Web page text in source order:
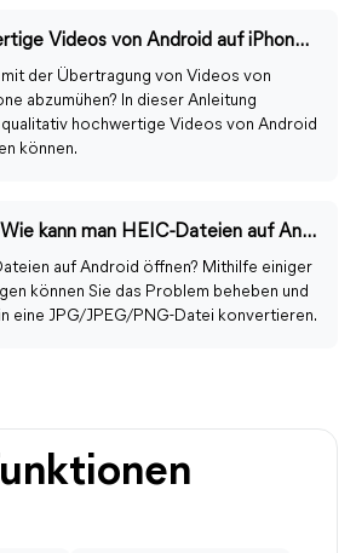
Qualitativ hochwertige Videos von Android auf iPhone übertragen
mit der Übertragung von Videos von
abzumühen? In dieser Anleitung
qualitativ hochwertige Videos von Android
können.
[5 Möglichkeiten] Wie kann man HEIC-Dateien auf Android öffnen?
auf Android öffnen? Mithilfe einiger
können Sie das Problem beheben und
eine JPG/JPEG/PNG-Datei konvertieren.